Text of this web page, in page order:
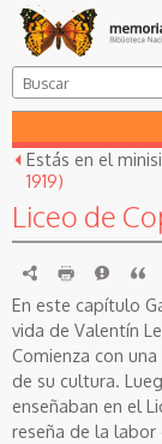
Estás en el
1919)
Liceo de
RDF imprimirReportar
En este capítulo
vida de Valentín
Comienza con
de su cultura.
enseñaban en el
reseña de la labor